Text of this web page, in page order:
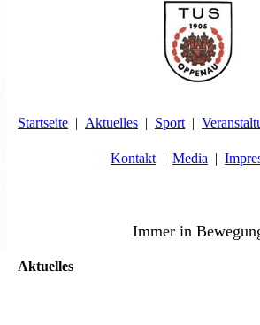
Startseite Aktuelles Sport
Kontakt Media
Immer in
Aktuelles